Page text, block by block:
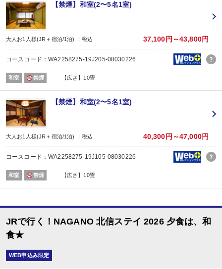
場所:
宴会場
内容:
和食会席
【時間】１８：００または１８：３０ ※チェックイン時ご案内
宴会場
内容:
和食
【時間】７：３０または８：００ ※チェックイン時ご案内
【禁煙】和室(2〜5名1室)
大人お1人様(JR＋宿泊/1泊) ：税込 37,100円～43,800円
コースコード：WA2258275-19J205-08030226
和室 禁煙 【広さ】10畳
【禁煙】和室(2〜5名1室)
大人お1人様(JR＋宿泊/1泊) ：税込 40,300円～47,000円
コースコード：WA2258275-19J105-08030226
和室 禁煙 【広さ】10畳
JRで行く！NAGANO 北信ステイ 2026 夕食は、和
食★
WEB申込み限定